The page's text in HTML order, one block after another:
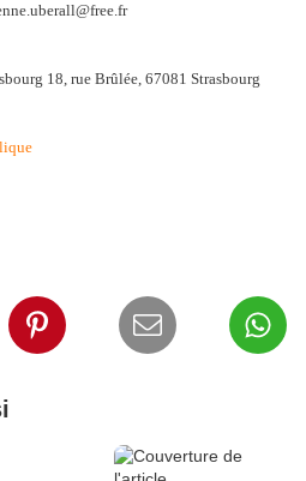
18, rue Brûlée, 67081 Strasbourg